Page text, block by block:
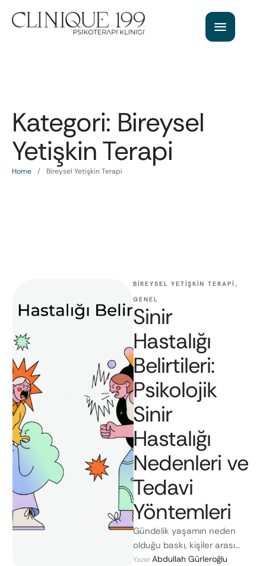
Kategori: Bireysel
Yetişkin Terapi
Home / Bireysel Yetişkin Terapi
BIREYSEL YETIŞKIN TERAPI ,
GENEL
Sinir
Hastalığı
Belirtileri:
Psikolojik
Sinir
Hastalığı
Nedenleri ve
Tedavi
Yöntemleri
Gündelik yaşamın neden
olduğu baskı, kişiler arası
çatışmalar ve birikmiş stres,
Yazar Abdullah Gürleroğlu